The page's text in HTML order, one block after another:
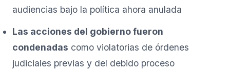
audiencias bajo la política ahora anulada
Las acciones del gobierno fueron
condenadas como violatorias de órdenes
judiciales previas y del debido proceso